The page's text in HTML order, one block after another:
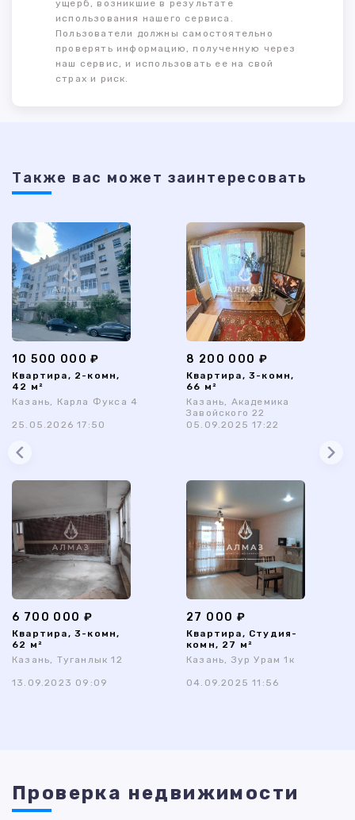
ущерб, возникшие в результате
использования нашего сервиса.
Пользователи должны самостоятельно
проверять информацию, полученную через
наш сервис, и использовать ее на свой
страх и риск.
Также ваc может заинтересовать
10 500 000 ₽
Квартира, 2-комн,
42 м²
Казань, Карла Фукса 4
25.05.2026 17:50
8 200 000 ₽
Квартира, 3-комн,
66 м²
Казань, Академика
Завойского 22
05.09.2025 17:22
6 700 000 ₽
Квартира, 3-комн,
62 м²
Казань, Туганлык 12
13.09.2023 09:09
27 000 ₽
Квартира, Студия-
комн, 27 м²
Казань, Зур Урам 1к
04.09.2025 11:56
Проверка недвижимости